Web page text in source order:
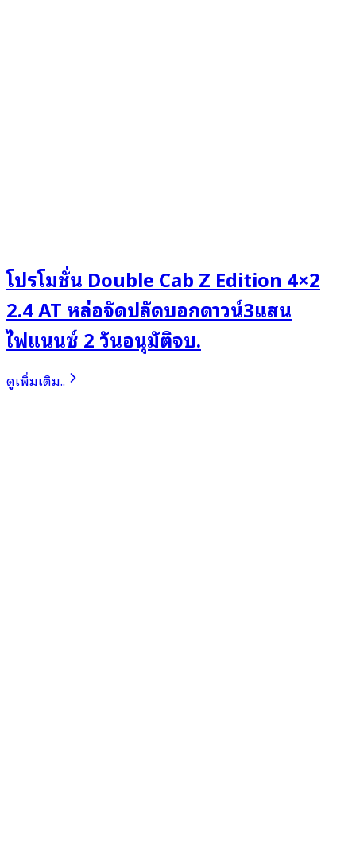
โปรโมชั่น Double Cab Z Edition 4×2
2.4 AT หล่อจัดปลัดบอกดาวน์3แสน
ไฟแนนซ์ 2 วันอนุมัติจบ.
ดูเพิ่มเติม..